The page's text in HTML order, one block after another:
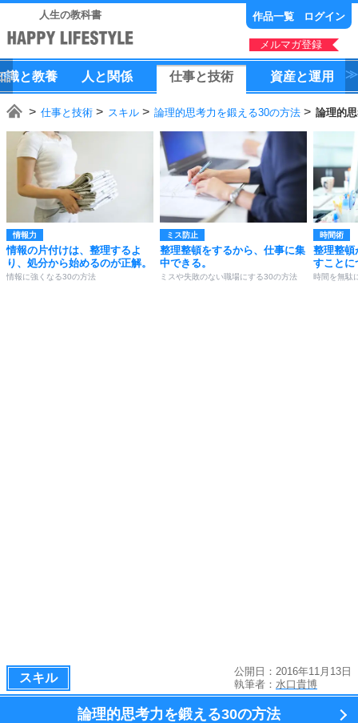
人生の教科書 作品一覧 ログイン
メルマガ登録
識と教養 人 と 関係 仕事と技術 資産と運用
仕事と技術 スキル 論理的思考力を鍛える30の方法 論理的
情報力
情報の片付けは、整理するよ
り、処分から始めるのが正解。
情報に強くなる30の方法
ミス防止
整理整頓をするから、仕事に集
中できる。
ミスや失敗のない職場にする30の方法
時間術
整理整頓
すことに
時間を無駄
スキル
公開日：2016年11月13日
執筆者： 水口貴博
論理的思考力を鍛える30の方法